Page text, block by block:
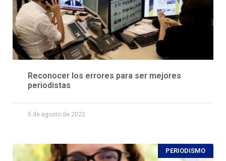
Reconocer los errores para ser mejores
periodistas
5 de agosto de 2022
PERIODISMO